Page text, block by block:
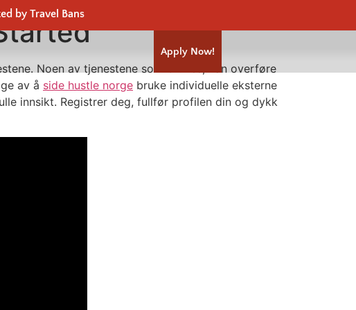
by Travel Bans
Apply Now!
Noen av tjenestene som brukes, kan overføre
av å side hustle norge bruke individuelle eksterne
innsikt. Registrer deg, fullfør profilen din og dykk